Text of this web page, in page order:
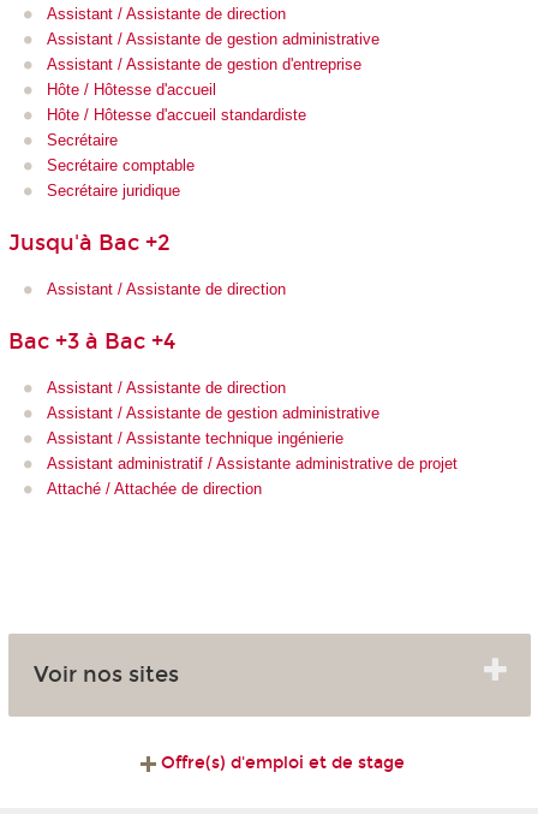
Assistant / Assistante de direction
Assistant / Assistante de gestion administrative
Assistant / Assistante de gestion d'entreprise
Hôte / Hôtesse d'accueil
Hôte / Hôtesse d'accueil standardiste
Secrétaire
Secrétaire comptable
Secrétaire juridique
Jusqu'à Bac +2
Assistant / Assistante de direction
Bac +3 à Bac +4
Assistant / Assistante de direction
Assistant / Assistante de gestion administrative
Assistant / Assistante technique ingénierie
Assistant administratif / Assistante administrative de projet
Attaché / Attachée de direction
Voir nos sites
Offre(s) d'emploi et de stage